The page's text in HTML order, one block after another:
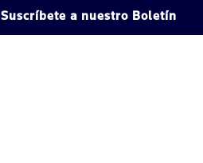
Suscríbete a nuestro Boletín